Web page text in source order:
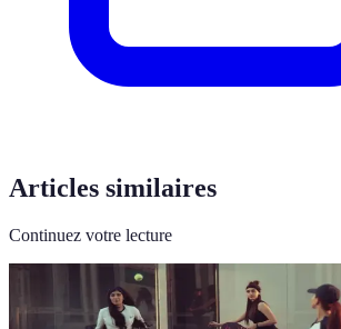
Articles similaires
Continuez votre lecture